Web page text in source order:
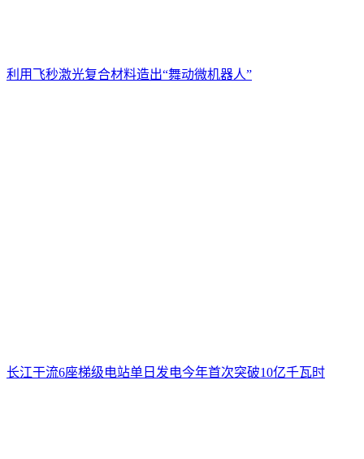
利用飞秒激光复合材料造出“舞动微机器人”
长江干流6座梯级电站单日发电今年首次突破10亿千瓦时